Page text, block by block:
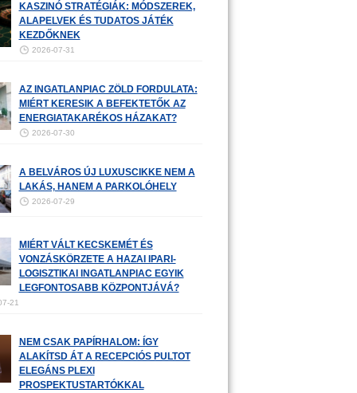
KASZINÓ STRATÉGIÁK: MÓDSZEREK,
ALAPELVEK ÉS TUDATOS JÁTÉK
KEZDŐKNEK
2026-07-31
AZ INGATLANPIAC ZÖLD FORDULATA:
MIÉRT KERESIK A BEFEKTETŐK AZ
ENERGIATAKARÉKOS HÁZAKAT?
2026-07-30
A BELVÁROS ÚJ LUXUSCIKKE NEM A
LAKÁS, HANEM A PARKOLÓHELY
2026-07-29
MIÉRT VÁLT KECSKEMÉT ÉS
VONZÁSKÖRZETE A HAZAI IPARI-
LOGISZTIKAI INGATLANPIAC EGYIK
LEGFONTOSABB KÖZPONTJÁVÁ?
21
NEM CSAK PAPÍRHALOM: ÍGY
ALAKÍTSD ÁT A RECEPCIÓS PULTOT
ELEGÁNS PLEXI
PROSPEKTUSTARTÓKKAL